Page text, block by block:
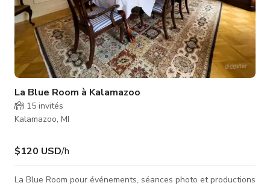
La Blue Room à Kalamazoo
15 invités
Kalamazoo, MI
$120 USD/h
La Blue Room pour événements, séances photo et productions